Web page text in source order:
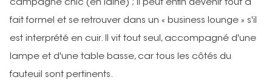
campagne chic (en laine) ; il peut enfin devenir tout à
fait formel et se retrouver dans un « business lounge » s'il
est interprété en cuir. Il vit tout seul, accompagné d'une
lampe et d'une table basse, car tous les côtés du
fauteuil sont pertinents.